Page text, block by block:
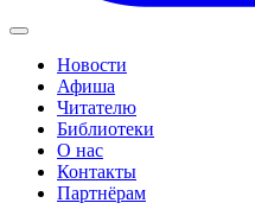
Новости
Афиша
Читателю
Библиотеки
О нас
Контакты
Партнёрам